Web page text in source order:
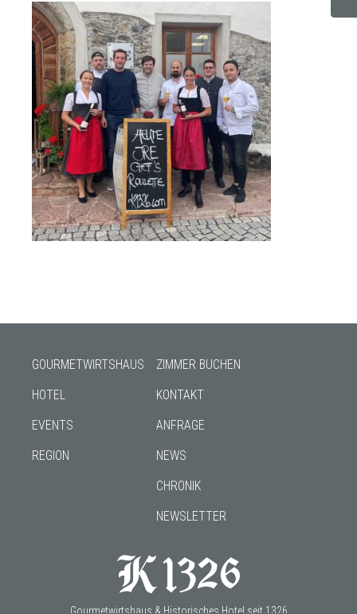
GOURMETWIRTSHAUS
HOTEL
EVENTS
REGION
ZIMMER BUCHEN
KONTAKT
ANFRAGE
NEWS
CHRONIK
NEWSLETTER
Gourmetwirtshaus & Historisches Hotel seit 1326